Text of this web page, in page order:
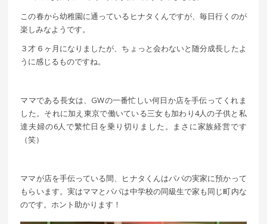
この春から幼稚園に通っているヒナタくんですが、毎日行くのが
楽しみなようです。
３才６ヶ月になりましたが、ちょっと会わないと随分成長したよ
うに感じるものですね。
ママである長女は、GWの一番忙しい何日か店を手伝ってくれま
した。それに加え東京で働いている三女も加わり4人の子供と私
達夫婦の6人で繁忙日を乗り切りました。まさに家族経営です
（笑）
ママが店を手伝っている間、ヒナタくんはパパの実家に預かって
もらいます。実はママとパパは中学校の同級生で家も同じ町内な
のです。ホント助かります！